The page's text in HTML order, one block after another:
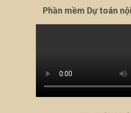
Phần mềm Dự toán